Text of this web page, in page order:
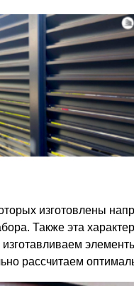
Забор жалюзи с
Металлические заборы
Металлические
ВЫБОР ПО
Горизонтальные заборы
Высокие заборы
Красивые, дизайнерские
Заборы под ключ
Готовые заборы
Комплекты заборов-лего
изготовлены
Также эта
рассчитаем